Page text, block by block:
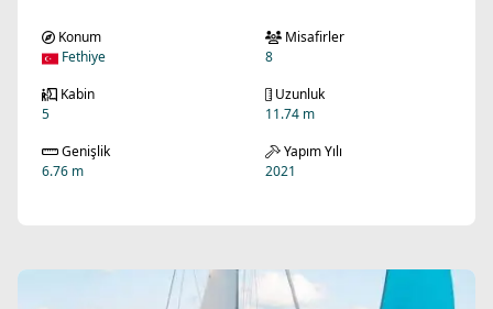
Konum
Fethiye
Misafirler
8
Kabin
5
Uzunluk
11.74 m
Genişlik
6.76 m
Yapım Yılı
2021